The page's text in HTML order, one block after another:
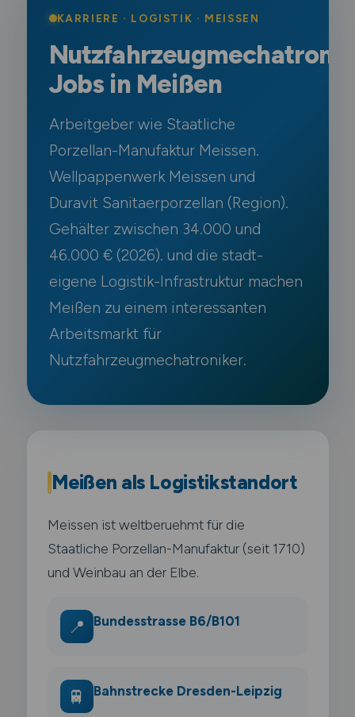
KARRIERE · LOGISTIK · MEISSEN
Jobs in Meißen
Arbeitgeber wie Staatliche
Porzellan-Manufaktur Meissen.
Wellpappenwerk Meissen und
Duravit Sanitaerporzellan (Region).
Gehälter zwischen 34.000 und
46.000 € (2026). und die stadt-
eigene Logistik-Infrastruktur machen
Meißen zu einem interessanten
Arbeitsmarkt für
Nutzfahrzeugmechatroniker.
Meißen als Logistikstandort
Meissen ist weltberuehmt für die
Staatliche Porzellan-Manufaktur (seit 1710)
und Weinbau an der Elbe.
📍 Bundesstrasse B6/B101
🚆 Bahnstrecke Dresden-Leipzig